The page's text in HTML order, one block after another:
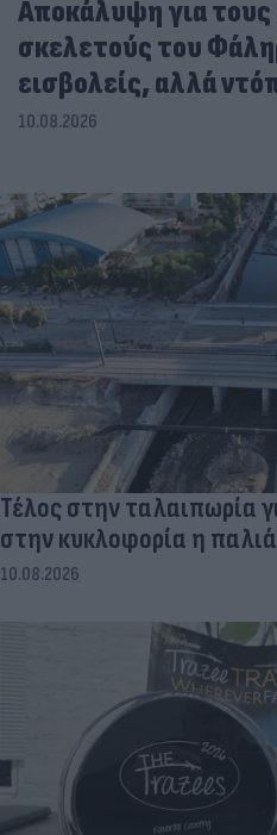
Αποκάλυψη για
σκελετούς του
εισβολείς, αλλά
10.08.2026
Τέλος στην ταλαιπωρία
στην κυκλοφορία η
10.08.2026